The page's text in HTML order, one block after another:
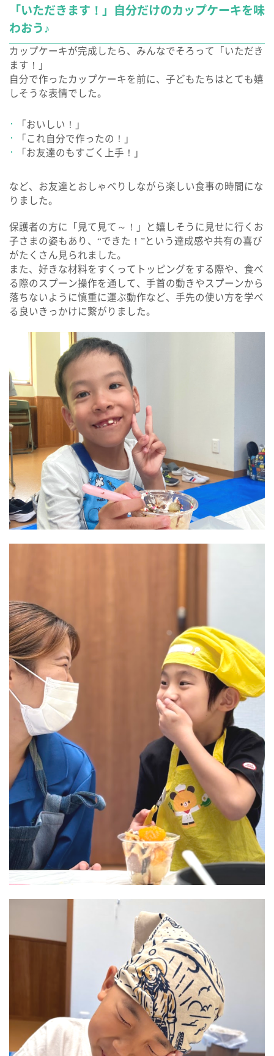
「いただきます！」自分だけのカップケーキを味
わおう♪
カップケーキが完成したら、みんなでそろって「いただき
ます！」
自分で作ったカップケーキを前に、子どもたちはとても嬉
しそうな表情でした。
「おいしい！」
「これ自分で作ったの！」
「お友達のもすごく上手！」
など、お友達とおしゃべりしながら楽しい食事の時間にな
りました。
保護者の方に「見て見て～！」と嬉しそうに見せに行くお
子さまの姿もあり、“できた！”という達成感や共有の喜び
がたくさん見られました。
また、好きな材料をすくってトッピングをする際や、食べ
る際のスプーン操作を通して、手首の動きやスプーンから
落ちないように慎重に運ぶ動作など、手先の使い方を学べ
る良いきっかけに繋がりました。